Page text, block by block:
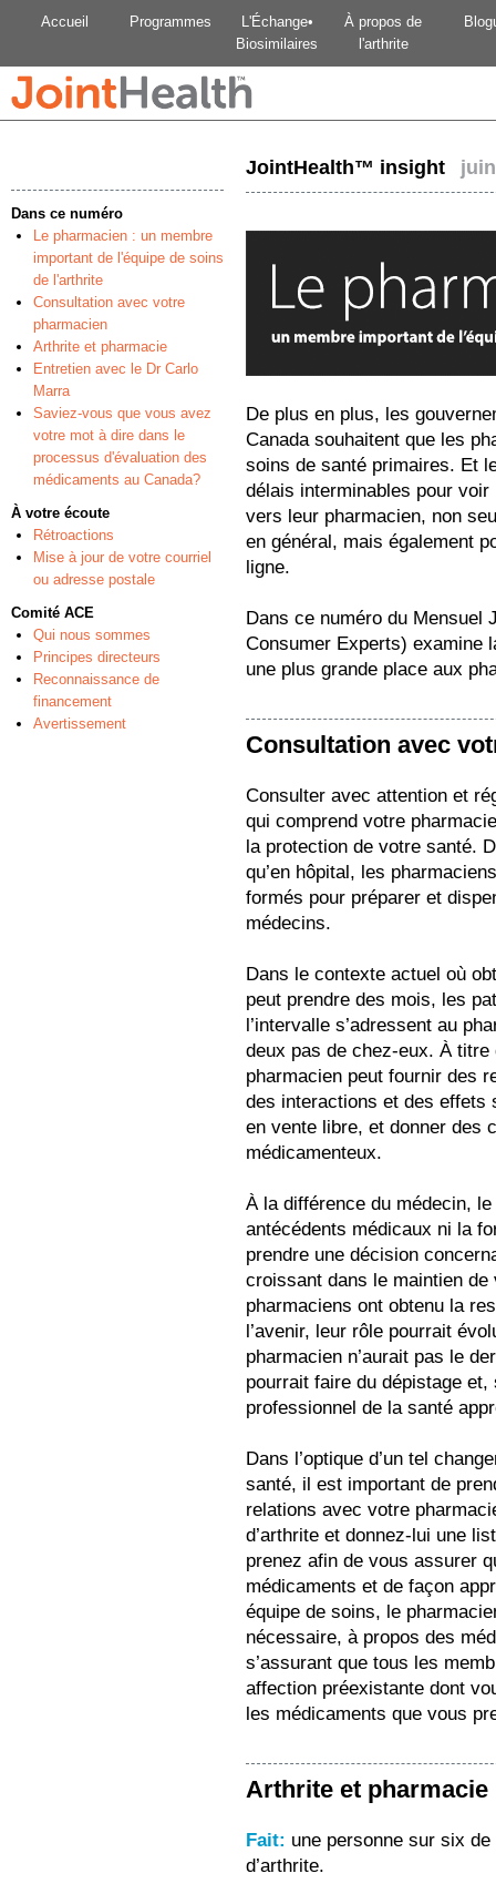
Accueil Programmes
L'Échange•
Biosimilaires
À propos de
l'arthrite
Dans ce numéro
Le pharmacien : un membre
important de l'équipe de soins
de l'arthrite
Consultation avec votre
pharmacien
Arthrite et pharmacie
Entretien avec le Dr Carlo
Marra
Saviez-vous que vous avez
votre mot à dire dans le
processus d'évaluation des
médicaments au Canada?
À votre écoute
Rétroactions
Mise à jour de votre courriel
ou adresse postale
Comité ACE
Qui nous sommes
Principes directeurs
Reconnaissance de
financement
Avertissement
JointHealth™ insight
De plus en plus, les
Canada souhaitent que les
soins de santé primaires. Et
délais interminables pour
vers leur pharmacien, non
en général, mais également
ligne.
Dans ce numéro du
Consumer Experts) examine
une plus grande place aux
Consultation avec
Consulter avec attention et
qui comprend votre
la protection de votre santé.
qu’en hôpital, les
formés pour préparer et
médecins.
Dans le contexte actuel où
peut prendre des mois, les
l’intervalle s’adressent au
deux pas de chez-eux. À
pharmacien peut fournir des
des interactions et des effets
en vente libre, et donner des
médicamenteux.
À la différence du médecin,
antécédents médicaux ni la
prendre une décision
croissant dans le maintien
pharmaciens ont obtenu la
l’avenir, leur rôle pourrait
pharmacien n’aurait pas le
pourrait faire du dépistage
professionnel de la santé
Dans l’optique d’un tel
santé, il est important de
relations avec votre
d’arthrite et donnez-lui une
prenez afin de vous assurer
médicaments et de façon
équipe de soins, le
nécessaire, à propos des
s’assurant que tous les
affection préexistante dont
les médicaments que vous
Arthrite et pharmacie
Fait: une personne sur six
d’arthrite.